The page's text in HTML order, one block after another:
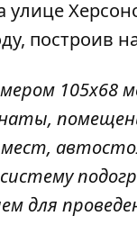
построив
105х68
для